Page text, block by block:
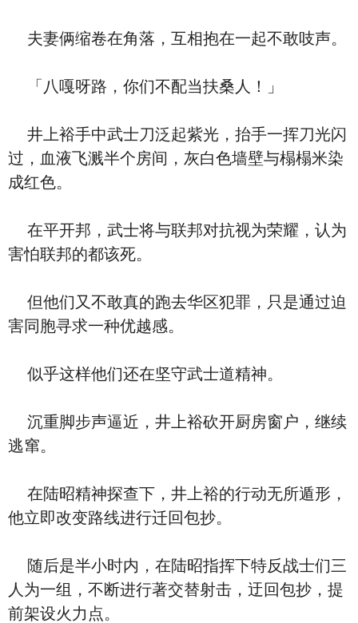
夫妻俩缩卷在角落，互相抱在一起不敢吱声。
「八嘎呀路，你们不配当扶桑人！」
井上裕手中武士刀泛起紫光，抬手一挥刀光闪
过，血液飞溅半个房间，灰白色墙壁与榻榻米染
成红色。
在平开邦，武士将与联邦对抗视为荣耀，认为
害怕联邦的都该死。
但他们又不敢真的跑去华区犯罪，只是通过迫
害同胞寻求一种优越感。
似乎这样他们还在坚守武士道精神。
沉重脚步声逼近，井上裕砍开厨房窗户，继续
逃窜。
在陆昭精神探查下，井上裕的行动无所遁形，
他立即改变路线进行迁回包抄。
随后是半小时内，在陆昭指挥下特反战士们三
人为一组，不断进行著交替射击，迂回包抄，提
前架设火力点。